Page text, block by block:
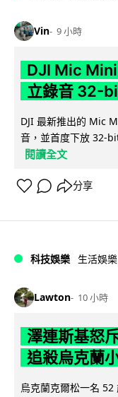
Vin 9 小時
DJI Mic
立錄音 32-
DJI 最新推出的 Mic
音，並首度下放 32-
閱讀全文
分享
科技娛樂 生活娛樂
Lawton 10 小時
澤連斯基怒
追殺烏克蘭
烏克蘭克爾松一名